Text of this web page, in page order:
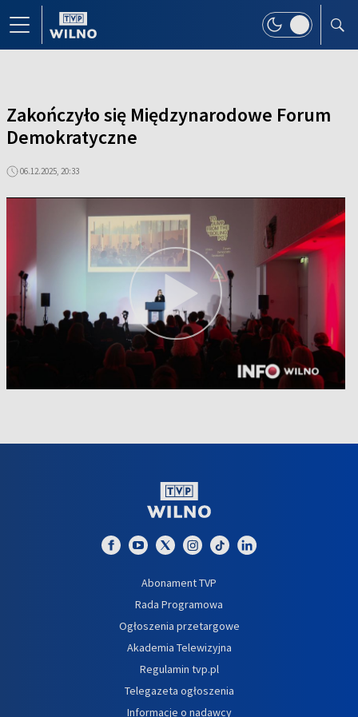
Zakończyło się Międzynarodowe Forum
Demokratyczne
06.12.2025, 20:33
Abonament TVP
Rada Programowa
Ogłoszenia przetargowe
Akademia Telewizyjna
Regulamin tvp.pl
Telegazeta ogłoszenia
Informacje o nadawcy